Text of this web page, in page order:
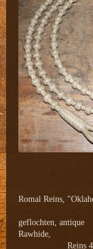
Romal Reins,
geflochten, antique
Reins 42",